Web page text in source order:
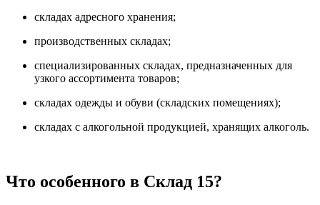
складах адресного хранения;
производственных складах;
специализированных складах, предназначенных для
узкого ассортимента товаров;
складах одежды и обуви (складских помещениях);
складах с алкогольной продукцией, хранящих алкоголь.
Что особенного в Склад 15?